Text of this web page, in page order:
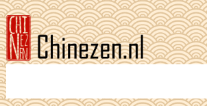
Skip
to
main
content